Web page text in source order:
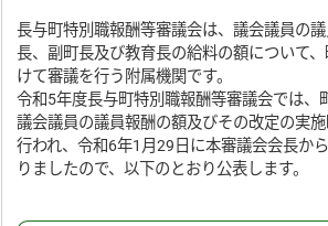
長与町特別職報酬等審議会は、議会議員の
長、副町長及び教育長の給料の額について
けて審議を行う附属機関です。
令和5年度長与町特別職報酬等審議会では、
議会議員の議員報酬の額及びその改定の実
行われ、令和6年1月29日に本審議会会長か
りましたので、以下のとおり公表します。